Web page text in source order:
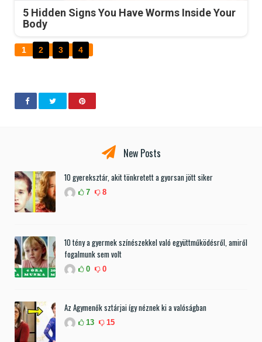
5 Hidden Signs You Have Worms Inside Your
Body
1 2 3 4
New Posts
10 gyereksztár, akit tönkretett a gyorsan jött siker
7 8
10 tény a gyermek színészekkel való együttműködésről, amiről
fogalmunk sem volt
0 0
Az Agymenők sztárjai így néznek ki a valóságban
13 15